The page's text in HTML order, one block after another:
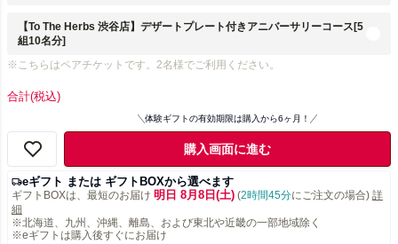
【To The Herbs 渋谷店】デザートプレート付きアニバーサリーコース[5
組10名分]
※こちらはペアチケットです。2名様でご利用ください。
合計(税込)
体験ギフトの有効期限は購入から6ヶ月！
購入画面に進む
eギフト または ギフトBOXから選べます
ギフトBOXは、最短のお届け 明日 8月8日(土) (2時間45分にご注文の場合) 詳
細
※北海道、九州、沖縄、離島、および東北や近畿の一部地域除く
※eギフトは購入後すぐにお届け